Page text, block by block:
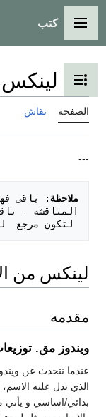
القائمة الرئيسية
كتب
تبديل عرض جدول
لينكس
الصفحة نقاش
---
ملاحظة
لينكس من
مقدمه
ويندوز مق.
عندما نتحدث عن
الذي يدل عليه
بدائي/اساسي و يأتي